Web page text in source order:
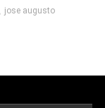
jose augusto